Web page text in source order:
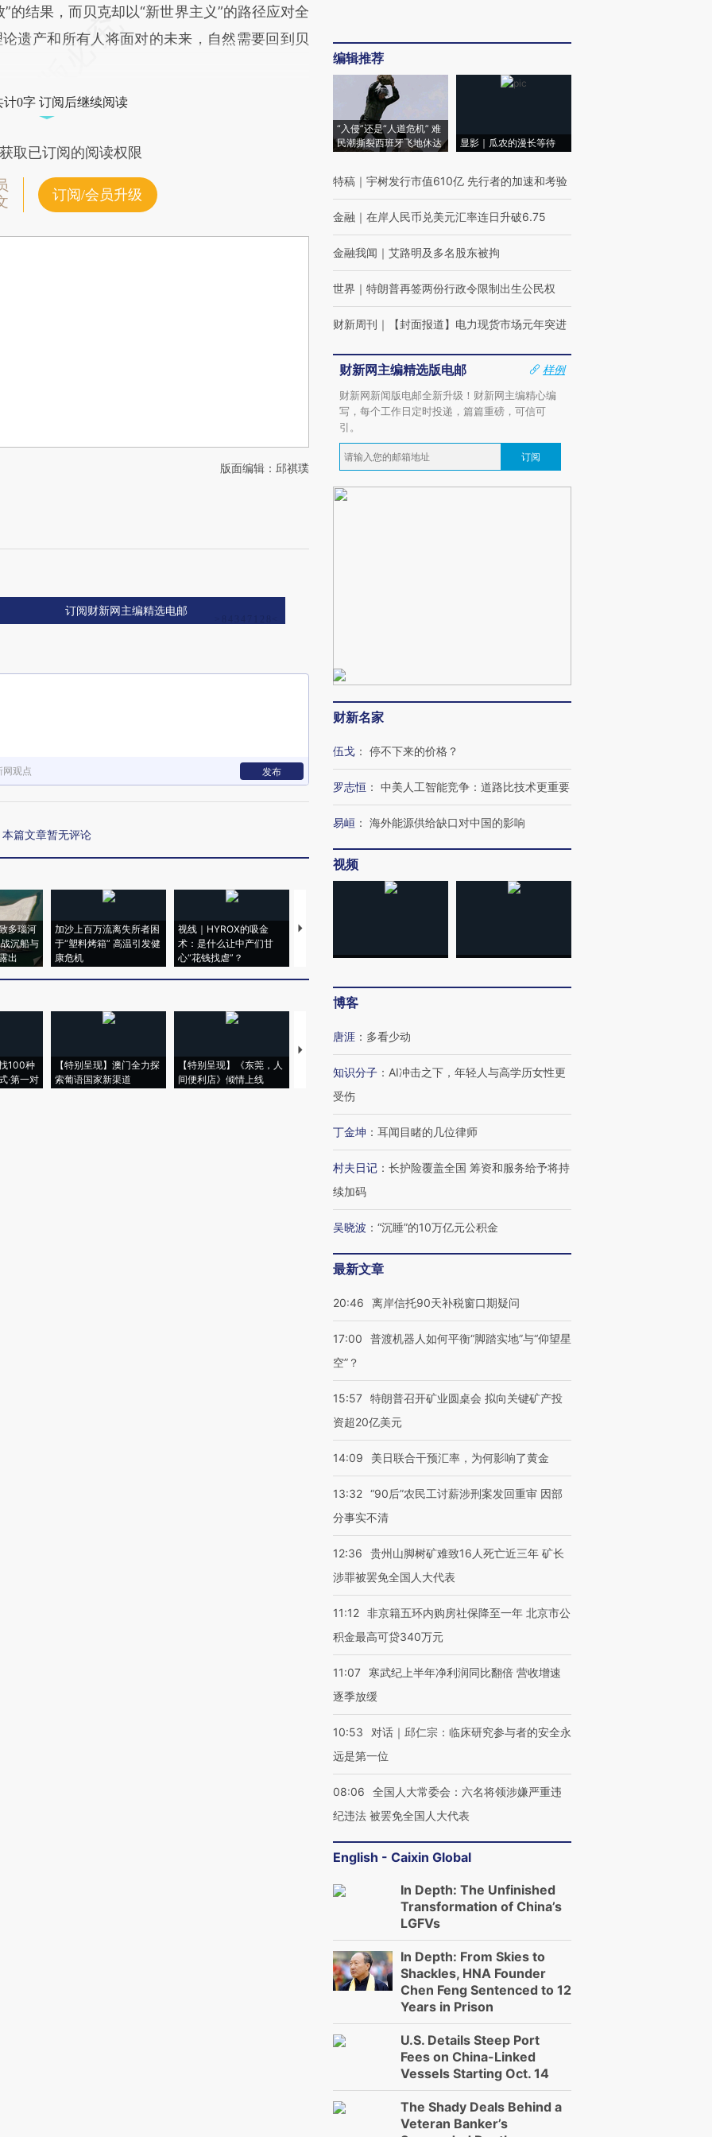
的结果，而贝克却以“新世界主义”的路径应对全
遗产和所有人将面对的未来，自然需要回到贝
计0字 订阅后继续阅读
取已订阅的阅读权限
订阅/会员升级
版面编辑：邱祺璞
订阅财新网主编精选电邮
网观点 发布
本篇文章暂无评论
多瑙河
沉船与
出
加沙上百万流离失所者困
于“塑料烤箱” 高温引发健
康危机
视线｜HYROX的吸金
术：是什么让中产们甘
心“花钱找虐”？
马航飞行员跨国走私7万
育部长拱下台
飞地休达
100种
·第一对
【特别呈现】澳门全力探
索葡语国家新渠道
【特别呈现】《东莞，人
间便利店》倾情上线
【推广】走进第四届链博
会，让数智科技“链”接产
【特别呈现】寻找100种
有意思的生活方式·第三对
CFO：不靠规模取胜，华
住三大增长引擎是什么？
编辑推荐
“入侵”还是“人道危机” 难
民潮撕裂西班牙飞地休达
显影｜瓜农的漫长等待
特稿 ｜ 宇树发行市值610亿 先行者的加速和考验
金融 ｜ 在岸人民币兑美元汇率连日升破6.75
金融我闻 ｜ 艾路明及多名股东被拘
世界 ｜ 特朗普再签两份行政令限制出生公民权
财新周刊 ｜ 【封面报道】电力现货市场元年突进
财新网主编精选版电邮
样例
财新网新闻版电邮全新升级！财新网主编精心编
写，每个工作日定时投递，篇篇重磅，可信可
引。
订阅
财新名家
伍戈 ： 停不下来的价格？
罗志恒 ： 中美人工智能竞争：道路比技术更重要
易峘 ： 海外能源供给缺口对中国的影响
视频
博客
唐涯 ： 多看少动
知识分子 ： AI冲击之下，年轻人与高学历女性更
受伤
丁金坤 ： 耳闻目睹的几位律师
村夫日记 ： 长护险覆盖全国 筹资和服务给予将持
续加码
吴晓波 ： “沉睡”的10万亿元公积金
最新文章
20:46 离岸信托90天补税窗口期疑问
17:00
普渡机器人如何平衡“脚踏实地”与“仰望星
空”？
15:57 特朗普召开矿业圆桌会 拟向关键矿产投
资超20亿美元
14:09 美日联合干预汇率，为何影响了黄金
13:32 “90后”农民工讨薪涉刑案发回重审 因部
分事实不清
12:36
贵州山脚树矿难致16人死亡近三年 矿长
涉罪被罢免全国人大代表
11:12 非京籍五环内购房社保降至一年 北京市公
积金最高可贷340万元
11:07
寒武纪上半年净利润同比翻倍 营收增速
逐季放缓
10:53
对话｜邱仁宗：临床研究参与者的安全永
远是第一位
08:06
全国人大常委会：六名将领涉嫌严重违
纪违法 被罢免全国人大代表
English - Caixin Global
In Depth: The Unfinished
Transformation of China’s
LGFVs
In Depth: From Skies to
Shackles, HNA Founder
Chen Feng Sentenced to 12
Years in Prison
U.S. Details Steep Port
Fees on China-Linked
Vessels Starting Oct. 14
The Shady Deals Behind a
Veteran Banker’s